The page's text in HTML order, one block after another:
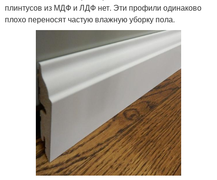
плинтусов из МДФ и ЛДФ нет. Эти профили одинаково
плохо переносят частую влажную уборку пола.